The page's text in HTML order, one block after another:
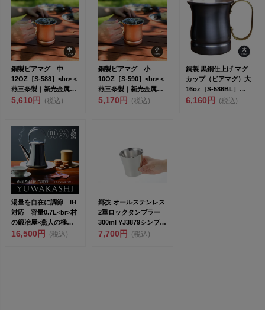
銅製ビアマグ 中
12OZ［S-588］<br>＜
燕三条製｜新光金属株
式...
5,610円 (税込)
銅製ビアマグ 小
10OZ［S-590］<br>＜
燕三条製｜新光金属株
式...
5,170円 (税込)
銅製 黒銅仕上げ マグ
カップ（ビアマグ）大
16oz［S-586BL］
<br&...
6,160円 (税込)
湯量を自在に調節 IH
対応 容量0.7L<br>村
の鍛冶屋×燕人の極
K...
16,500円 (税込)
郷技 オールステンレス
2重ロックタンブラー
300ml YJ3879シンプル
で持ちや...
7,700円 (税込)